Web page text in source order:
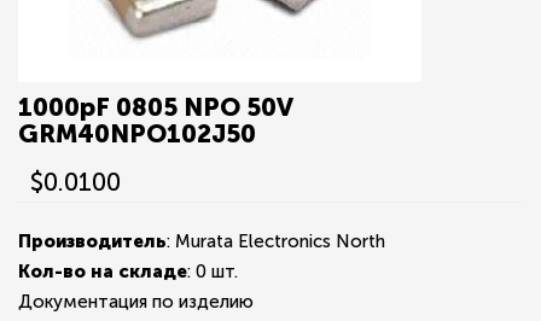
1000pF 0805 NPO 50V
GRM40NPO102J50
$0.0100
Производитель: Murata Electronics North
Кол-во на складе: 0 шт.
Документация по изделию